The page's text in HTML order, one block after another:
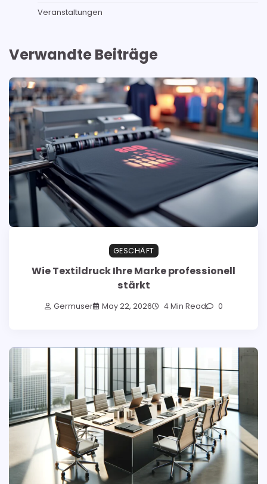
Veranstaltungen
Verwandte Beiträge
GESCHÄFT
Wie Textildruck Ihre Marke professionell
stärkt
Germuser May 22, 2026 4 Min Read 0